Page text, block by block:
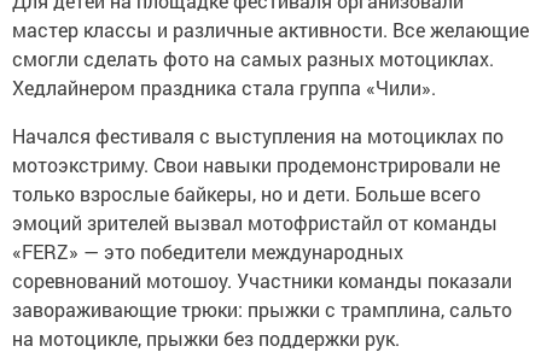
мастер классы и различные активности. Все желающие
смогли сделать фото на самых разных мотоциклах.
Хедлайнером праздника стала группа «Чили».
Начался фестиваля с выступления на мотоциклах по
мотоэкстриму. Свои навыки продемонстрировали не
только взрослые байкеры, но и дети. Больше всего
эмоций зрителей вызвал мотофристайл от команды
«FERZ» — это победители международных
соревнований мотошоу. Участники команды показали
завораживающие трюки: прыжки с трамплина, сальто
на мотоцикле, прыжки без поддержки рук.